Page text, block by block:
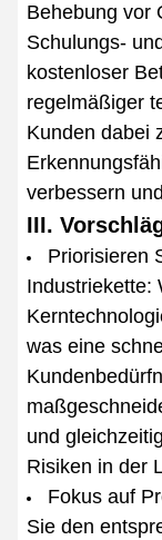
Behebung vor
Schulungs-
kostenloser
regelmäßiger
Kunden dabei
verbessern
III.
Priorisieren
Industriekette:
was eine
und
Risiken in der
Fokus auf
Sie den